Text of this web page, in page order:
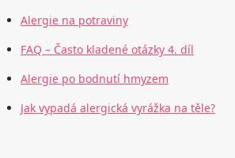
Alergie na potraviny
FAQ – Často kladené otázky 4. díl
Alergie po bodnutí hmyzem
Jak vypadá alergická vyrážka na těle?